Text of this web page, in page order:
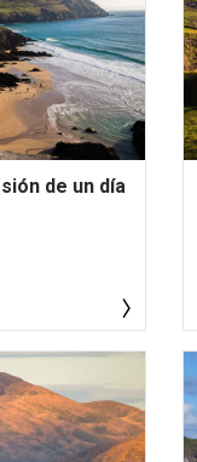
de un día